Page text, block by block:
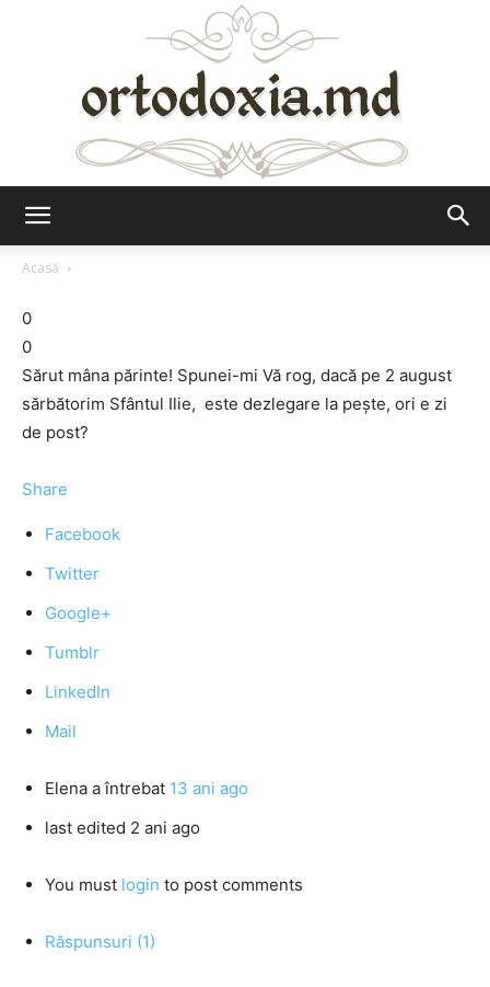
Acasă
0
0
Sărut mâna părinte! Spunei-mi Vă rog, dacă pe 2 august
sărbătorim Sfântul Ilie, este dezlegare la peşte, ori e zi
de post?
Share
Facebook
Twitter
Google+
Tumblr
LinkedIn
Mail
Elena a întrebat 13 ani ago
last edited 2 ani ago
You must login to post comments
Răspunsuri (1)